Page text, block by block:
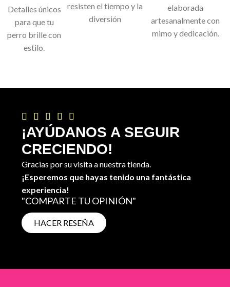
Detalles únicos
para que tu
perro brille con
estilo.
resisten el tiempo y la
diversión
elaborada
artesanalmente con
mimo y dedicación.
    
¡AYÚDANOS A SEGUIR
CRECIENDO!
Gracias por su visita a nuestra tienda.
¡Esperemos que hayas tenido una fantástica
experiencia!
"COMPARTE TU OPINIÓN"
HACER RESEÑA